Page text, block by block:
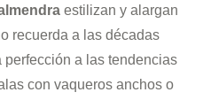
estilizan y alargan
recuerda a las décadas
a las tendencias
con vaqueros anchos o